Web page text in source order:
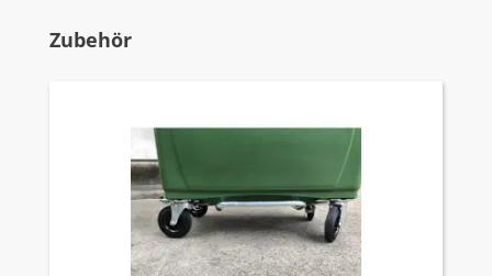
Produktgalerie überspringen
Zubehör